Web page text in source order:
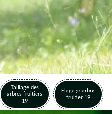
Taillage des
arbres fruitiers
19
Elagage arbre
fruitier 19